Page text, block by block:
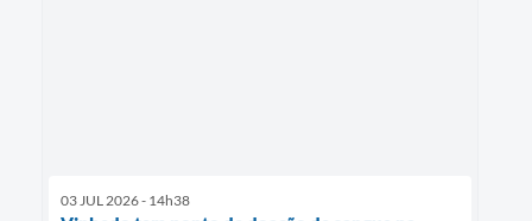
03 JUL 2026 - 14h38